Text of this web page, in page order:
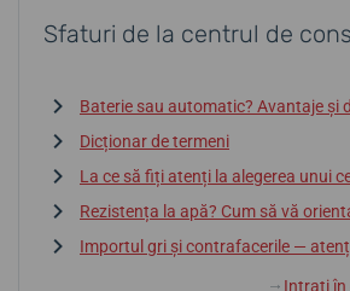
Sfaturi de la centrul de
Baterie sau automatic? Avantaje și
Dicționar de termeni
La ce să fiți atenți la alegerea unui
Rezistența la apă? Cum să vă
Importul gri și contrafacerile —
↓ Intrați în